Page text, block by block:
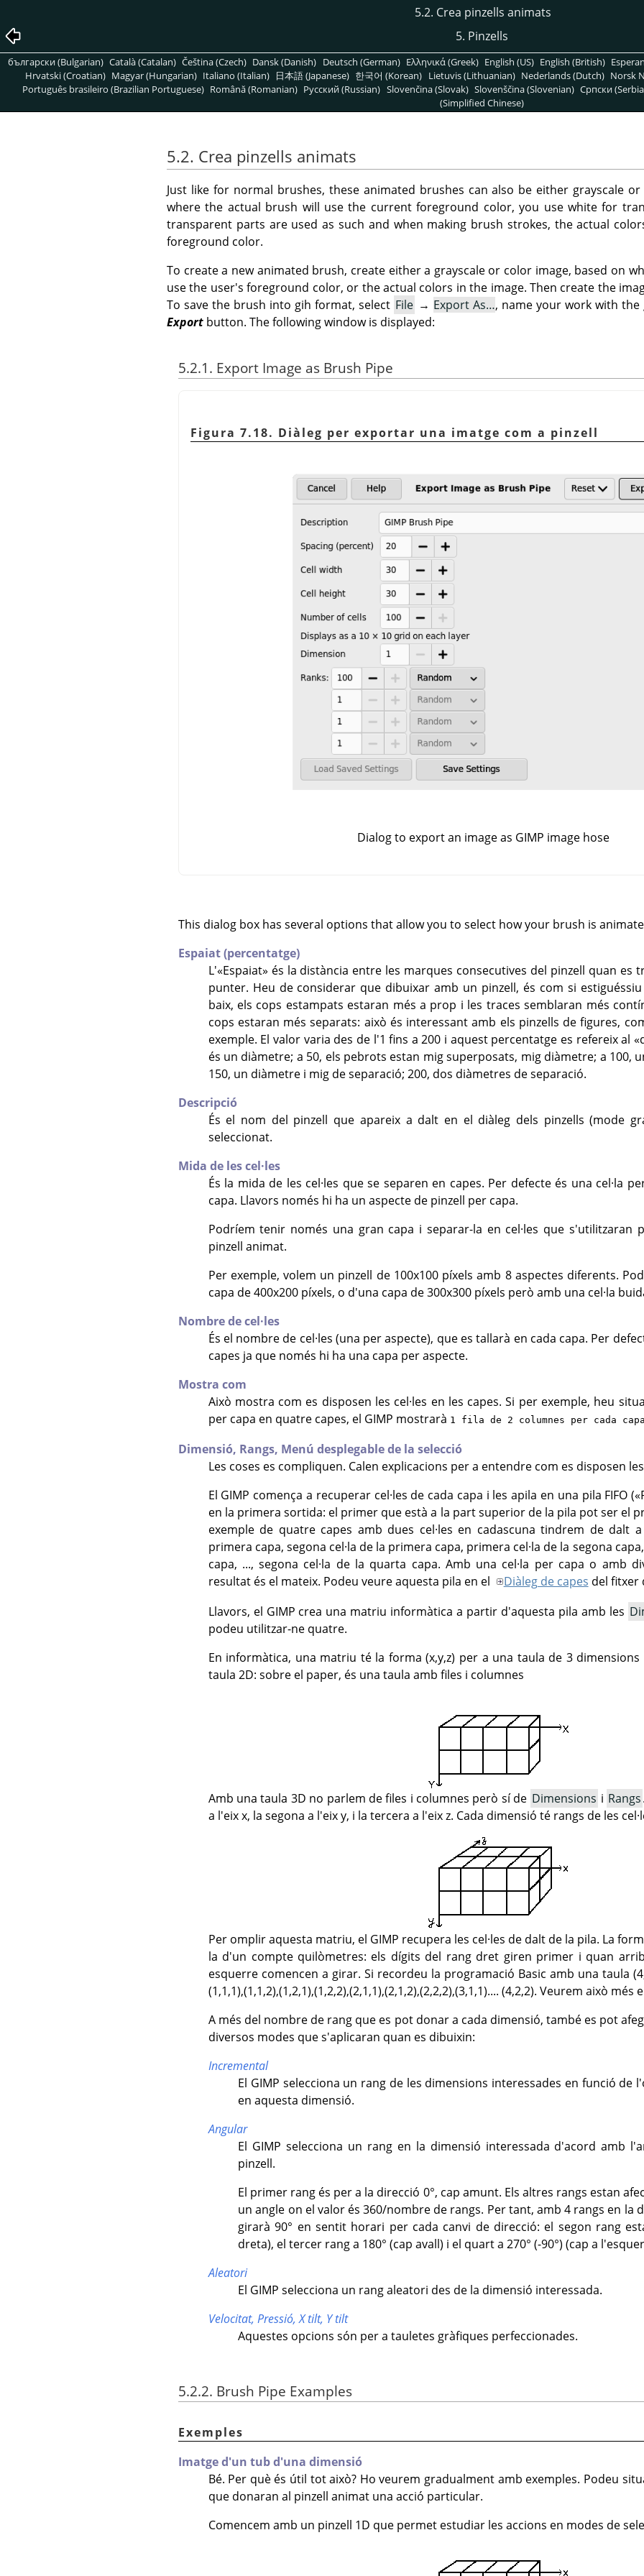
5.2. Crea pinzells animats
5. Pinzells
български (Bulgarian) Català (Catalan) Čeština (Czech) Dansk (Danish) Deutsch (German) Ελληνικά (Greek) English (US) English (British)
Hrvatski (Croatian) Magyar (Hungarian) Italiano (Italian) 日本語 (Japanese) 한국어 (Korean) Lietuvis (Lithuanian) Nederlands (Dutch) Norsk
Português brasileiro (Brazilian Portuguese) Română (Romanian) Pусский (Russian) Slovenčina (Slovak) Slovenščina (Slovenian) Српски
(Simplified Chinese)
5.2. Crea pinzells animats
Just like for normal brushes, these animated brushes can also be either grayscale
where the actual brush will use the current foreground color, you use white for
transparent parts are used as such and when making brush strokes, the actual
foreground color.
To create a new animated brush, create either a grayscale or color image, based on
use the user's foreground color, or the actual colors in the image. Then create the
To save the brush into gih format, select File → Export As…, name your work with
Export button. The following window is displayed:
5.2.1. Export Image as Brush Pipe
Figura 7.18. Diàleg per exportar una imatge com a pinzell
Dialog to export an image as GIMP image hose
This dialog box has several options that allow you to select how your brush is
Espaiat (percentatge)
L'«Espaiat» és la distància entre les marques consecutives del pinzell quan es
punter. Heu de considerar que dibuixar amb un pinzell, és com si
baix, els cops estampats estaran més a prop i les traces semblaran més
cops estaran més separats: això és interessant amb els pinzells de figures,
exemple. El valor varia des de l'1 fins a 200 i aquest percentatge es refereix al«
és un diàmetre; a 50, els pebrots estan mig superposats, mig diàmetre; a 100,
150, un diàmetre i mig de separació; 200, dos diàmetres de separació.
Descripció
És el nom del pinzell que apareix a dalt en el diàleg dels pinzells (mode
seleccionat.
Mida de les cel·les
És la mida de les cel·les que se separen en capes. Per defecte és una cel·la
capa. Llavors només hi ha un aspecte de pinzell per capa.
Podríem tenir només una gran capa i separar-la en cel·les que s'utilitzaran
pinzell animat.
Per exemple, volem un pinzell de 100x100 píxels amb 8 aspectes diferents.
capa de 400x200 píxels, o d'una capa de 300x300 píxels però amb una cel·la
Nombre de cel·les
És el nombre de cel·les (una per aspecte), que es tallarà en cada capa. Per
capes ja que només hi ha una capa per aspecte.
Mostra com
Això mostra com es disposen les cel·les en les capes. Si per exemple, heu
per capa en quatre capes, el GIMP mostrarà 1 fila de 2 columnes per cada
Dimensió, Rangs, Menú desplegable de la selecció
Les coses es compliquen. Calen explicacions per a entendre com es disposen les
El GIMP comença a recuperar cel·les de cada capa i les apila en una pila FIFO
en la primera sortida: el primer que està a la part superior de la pila pot ser el
exemple de quatre capes amb dues cel·les en cadascuna tindrem de dalt
primera capa, segona cel·la de la primera capa, primera cel·la de la segona
capa, ..., segona cel·la de la quarta capa. Amb una cel·la per capa o amb
resultat és el mateix. Podeu veure aquesta pila en el
Diàleg de capes del
Llavors, el GIMP crea una matriu informàtica a partir d'aquesta pila amb les
podeu utilitzar-ne quatre.
En informàtica, una matriu té la forma (x,y,z) per a una taula de 3 dimensions
taula 2D: sobre el paper, és una taula amb files i columnes
Amb una taula 3D no parlem de files i columnes però sí de Dimensions i Rangs
a l'eix x, la segona a l'eix y, i la tercera a l'eix z. Cada dimensió té rangs de les
Per omplir aquesta matriu, el GIMP recupera les cel·les de dalt de la pila. La
la d'un compte quilòmetres: els dígits del rang dret giren primer i quan
esquerre comencen a girar. Si recordeu la programació Basic amb una taula
(1,1,1),(1,1,2),(1,2,1),(1,2,2),(2,1,1),(2,1,2),(2,2,2),(3,1,1).... (4,2,2). Veurem això
A més del nombre de rang que es pot donar a cada dimensió, també es pot
diversos modes que s'aplicaran quan es dibuixin:
Incremental
El GIMP selecciona un rang de les dimensions interessades en funció de
en aquesta dimensió.
Angular
El GIMP selecciona un rang en la dimensió interessada d'acord amb
pinzell.
El primer rang és per a la direcció 0°, cap amunt. Els altres rangs estan
un angle on el valor és 360/nombre de rangs. Per tant, amb 4 rangs en la
girarà 90° en sentit horari per cada canvi de direcció: el segon rang
dreta), el tercer rang a 180° (cap avall) i el quart a 270° (-90°) (cap a
Aleatori
El GIMP selecciona un rang aleatori des de la dimensió interessada.
Velocitat, Pressió,X tilt, Y tilt
Aquestes opcions són per a tauletes gràfiques perfeccionades.
5.2.2. Brush Pipe Examples
Exemples
Imatge d'un tub d'una dimensió
Bé. Per què és útil tot això? Ho veurem gradualment amb exemples. Podeu
que donaran al pinzell animat una acció particular.
Comencem amb un pinzell 1D que permet estudiar les accions en modes de